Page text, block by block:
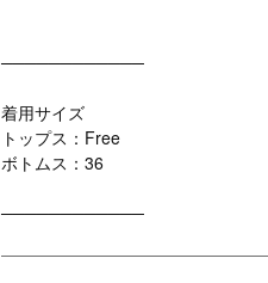
────────────
着用サイズ
トップス：Free
ボトムス：36
────────────